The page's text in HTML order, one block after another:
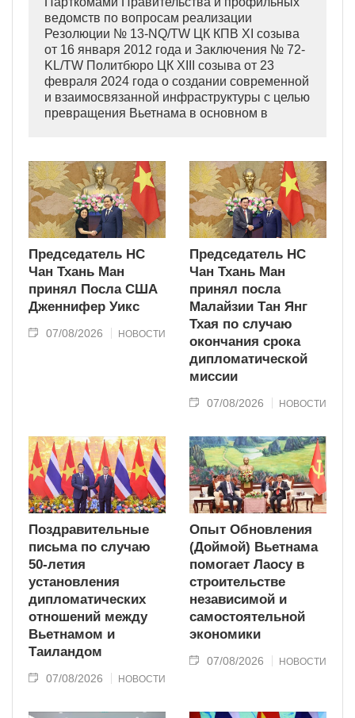
ведомств по вопросам реализации
Резолюции № 13-NQ/TW ЦК КПВ XI созыва
от 16 января 2012 года и Заключения № 72-
KL/TW Политбюро ЦК XIII созыва от 23
февраля 2024 года о создании современной
и взаимосвязанной инфраструктуры с целью
превращения Вьетнама в основном в
Председатель НС
Чан Тхань Ман
принял Посла США
Дженнифер Уикс
07/08/2026 НОВОСТИ
Председатель НС
Чан Тхань Ман
принял посла
Малайзии Тан Янг
Тхая по случаю
окончания срока
дипломатической
миссии
07/08/2026 НОВОСТИ
Поздравительные
письма по случаю
50-летия
установления
дипломатических
отношений между
Вьетнамом и
Таиландом
07/08/2026 НОВОСТИ
Опыт Обновления
(Доймой) Вьетнама
помогает Лаосу в
строительстве
независимой и
самостоятельной
экономики
07/08/2026 НОВОСТИ